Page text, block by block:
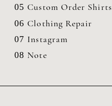
05 Custom Order Shirts
06 Clothing Repair
07 Instagram
08 Note